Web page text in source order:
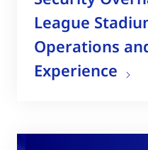
League
Operations
Experience